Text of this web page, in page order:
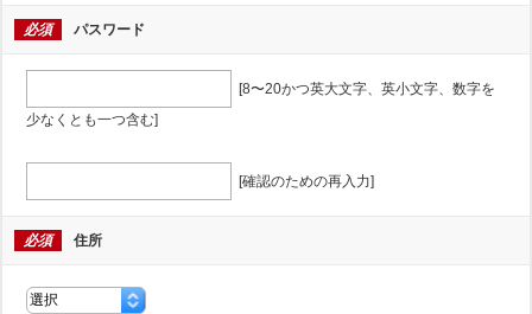
必須 パスワード
[8〜20かつ英大文字、英小文字、数字を
少なくとも一つ含む]
[確認のための再入力]
必須 住所